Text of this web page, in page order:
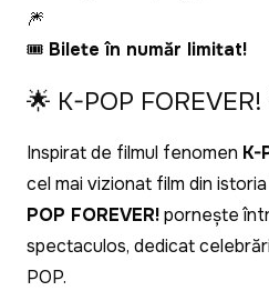
🎆
🎟️ Bilete în număr limitat!
🌟 K-POP FOREVER!
Inspirat de filmul fenomen K-
cel mai vizionat film din
POP FOREVER!pornește
spectaculos, dedicat
POP.